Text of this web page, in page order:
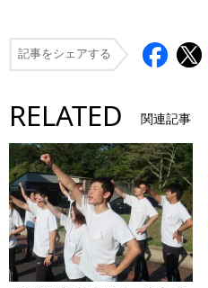
記事をシェアする
RELATED 関連記事